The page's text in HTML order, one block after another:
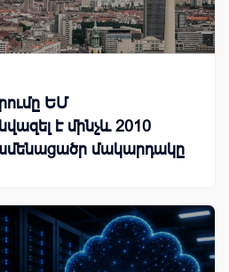
ԵՄ
է մինչև 2010
մակարդակը